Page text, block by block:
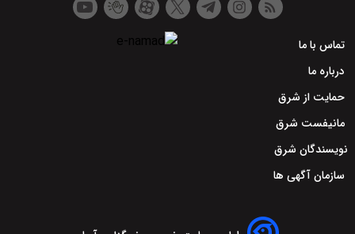
تماس با ما
درباره ما
حمایت از شرق
مانیفست شرق
نویسندگان شرق
سازمان آگهی ها